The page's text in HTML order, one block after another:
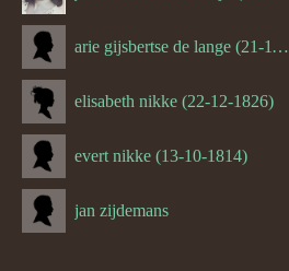
arie gijsbertse de lange (21-11-1675)
elisabeth nikke (22-12-1826)
evert nikke (13-10-1814)
jan zijdemans